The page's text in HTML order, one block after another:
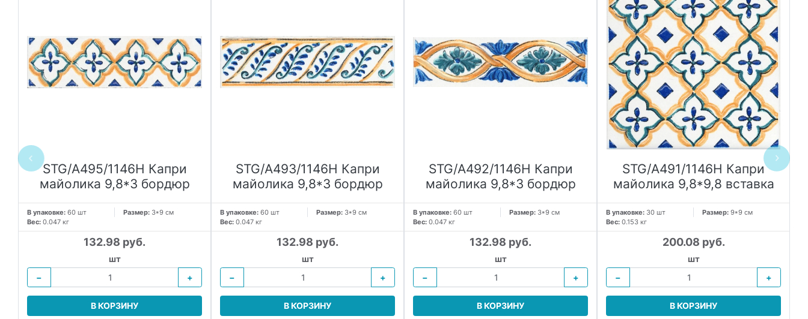
STG/A495/1146H Капри
майолика 9,8*3 бордюр
В упаковке: 60 шт Размер: 3*9 см
Вес: 0.047 кг
132.98 руб.
шт
−
+
В КОРЗИНУ
STG/A493/1146H Капри
майолика 9,8*3 бордюр
В упаковке: 60 шт Размер: 3*9 см
Вес: 0.047 кг
132.98 руб.
шт
−
+
В КОРЗИНУ
STG/A492/1146H Капри
майолика 9,8*3 бордюр
В упаковке: 60 шт Размер: 3*9 см
Вес: 0.047 кг
132.98 руб.
шт
−
+
В КОРЗИНУ
STG/A491/1146H Капри
майолика 9,8*9,8 вставка
В упаковке: 30 шт Размер: 9*9 см
Вес: 0.153 кг
200.08 руб.
шт
−
+
В КОРЗИНУ